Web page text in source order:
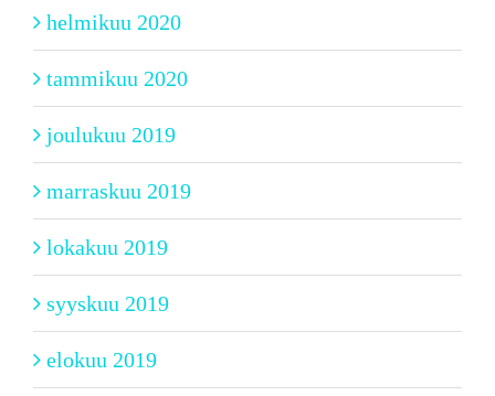
helmikuu 2020
tammikuu 2020
joulukuu 2019
marraskuu 2019
lokakuu 2019
syyskuu 2019
elokuu 2019